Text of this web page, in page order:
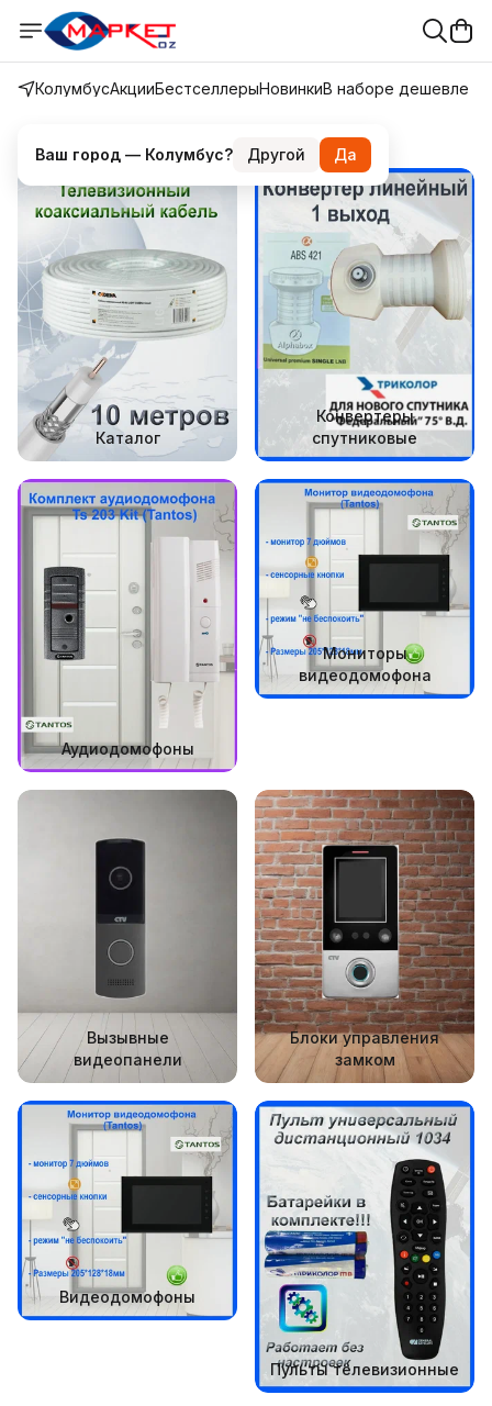
КолумбусАкцииБестселлерыНовинкиВ наборе дешевле
Каталог
Каталог
Конвертеры
спутниковые
Аудиодомофоны
Мониторы
видеодомофона
Вызывные
видеопанели
Блоки управления
замком
Видеодомофоны
Пульты телевизионные